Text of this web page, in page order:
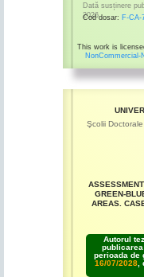
Dată susținere
2026
Cod dosar: F-CA-
This work is
NonCommercial-
Şcolii
GREEN-
AREAS.
Autorul
perioada de
16/07/2028,